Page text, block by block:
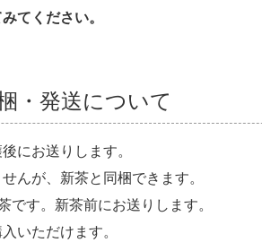
てください。
・発送について
にお送りします。
んが、新茶と同梱できます。
です。新茶前にお送りします。
いただけます。